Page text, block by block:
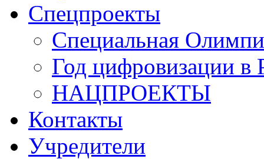
Спецпроекты
Специальная
Год цифровизации в
НАЦПРОЕКТЫ
Контакты
Учредители